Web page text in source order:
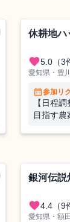
休耕地ハ
favorite5.0 （3
愛知県・豊
calendar_month参加リ
【日程
目指す農
銀河伝
favorite4.4 （9
愛知県・額